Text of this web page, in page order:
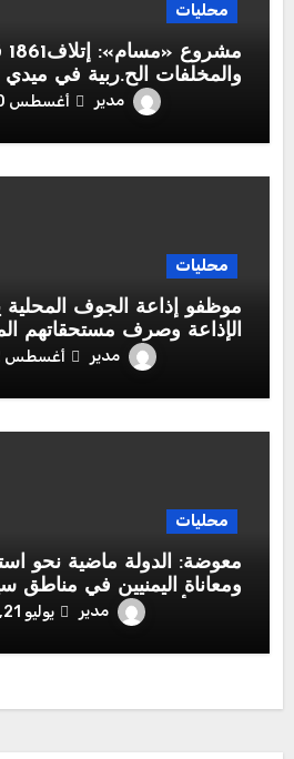
محليات
والمخلفات الح.ربية في ميدي
مدير أغسطس 10, 2026
محليات
موظفو إذاعة الجوف المحلية
الإذاعة وصرف مستحقاتهم
مدير أغسطس 2, 2026
محليات
معوضة: الدولة ماضية نحو
ومعاناة اليمنيين في مناطق
تتصدر أولويات القيادة
مدير يوليو 21, 2026